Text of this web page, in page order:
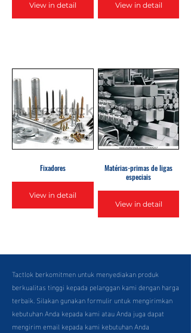
View in detail View in detail
Fixadores
View in detail
Matérias-primas de ligas
especiais
View in detail
Tactlok berkomitmen untuk menyediakan produk
berkualitas tinggi kepada pelanggan kami dengan harga
terbaik. Silakan gunakan formulir untuk mengirimkan
kebutuhan Anda kepada kami atau Anda juga dapat
mengirim email kepada kami kebutuhan Anda